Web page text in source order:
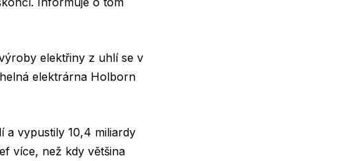
elektřiny z uhlí se v
elektrárna Holborn
a vypustily 10,4 miliardy
více, než kdy většina